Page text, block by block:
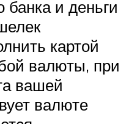
банка и деньги
картой
валюты, при
вашей
валюте